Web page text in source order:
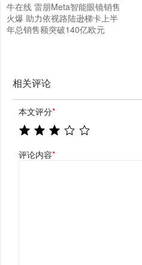
牛在线 雷朋Meta智能眼镜销售
火爆 助力依视路陆逊梯卡上半
年总销售额突破140亿欧元
相关评论
本文评分*
评论内容*